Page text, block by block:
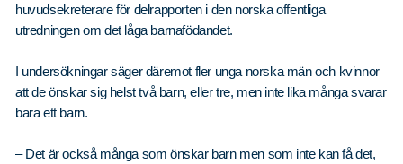
huvudsekreterare för delrapporten i den norska offentliga
utredningen om det låga barnafödandet.
I undersökningar säger däremot fler unga norska män och kvinnor
att de önskar sig helst två barn, eller tre, men inte lika många svarar
bara ett barn.
– Det är också många som önskar barn men som inte kan få det,